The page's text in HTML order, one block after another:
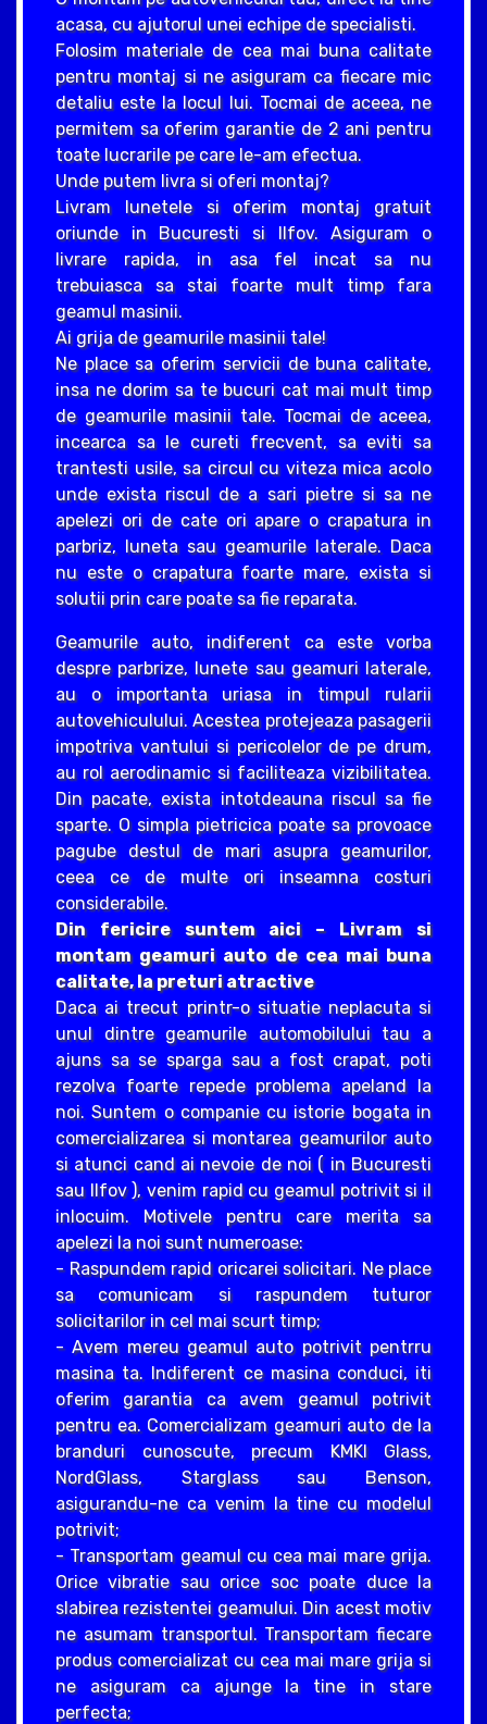
acasa, cu ajutorul unei echipe de specialisti.
Folosim materiale de cea mai buna calitate
pentru montaj si ne asiguram ca fiecare mic
detaliu este la locul lui. Tocmai de aceea, ne
permitem sa oferim garantie de 2 ani pentru
toate lucrarile pe care le-am efectua.
Unde putem livra si oferi montaj?
Livram lunetele si oferim montaj gratuit
oriunde in Bucuresti si Ilfov. Asiguram o
livrare rapida, in asa fel incat sa nu
trebuiasca sa stai foarte mult timp fara
geamul masinii.
Ai grija de geamurile masinii tale!
Ne place sa oferim servicii de buna calitate,
insa ne dorim sa te bucuri cat mai mult timp
de geamurile masinii tale. Tocmai de aceea,
incearca sa le cureti frecvent, sa eviti sa
trantesti usile, sa circul cu viteza mica acolo
unde exista riscul de a sari pietre si sa ne
apelezi ori de cate ori apare o crapatura in
parbriz, luneta sau geamurile laterale. Daca
nu este o crapatura foarte mare, exista si
solutii prin care poate sa fie reparata.
Geamurile auto, indiferent ca este vorba
despre parbrize, lunete sau geamuri laterale,
au o importanta uriasa in timpul rularii
autovehiculului. Acestea protejeaza pasagerii
impotriva vantului si pericolelor de pe drum,
au rol aerodinamic si faciliteaza vizibilitatea.
Din pacate, exista intotdeauna riscul sa fie
sparte. O simpla pietricica poate sa provoace
pagube destul de mari asupra geamurilor,
ceea ce de multe ori inseamna costuri
considerabile.
Din fericire suntem aici – Livram si
montam geamuri auto de cea mai buna
calitate, la preturi atractive
Daca ai trecut printr-o situatie neplacuta si
unul dintre geamurile automobilului tau a
ajuns sa se sparga sau a fost crapat, poti
rezolva foarte repede problema apeland la
noi. Suntem o companie cu istorie bogata in
comercializarea si montarea geamurilor auto
si atunci cand ai nevoie de noi ( in Bucuresti
sau Ilfov ), venim rapid cu geamul potrivit si il
inlocuim. Motivele pentru care merita sa
apelezi la noi sunt numeroase:
- Raspundem rapid oricarei solicitari. Ne place
sa comunicam si raspundem tuturor
solicitarilor in cel mai scurt timp;
- Avem mereu geamul auto potrivit pentrru
masina ta. Indiferent ce masina conduci, iti
oferim garantia ca avem geamul potrivit
pentru ea. Comercializam geamuri auto de la
branduri cunoscute, precum KMKI Glass,
NordGlass, Starglass sau Benson,
asigurandu-ne ca venim la tine cu modelul
potrivit;
- Transportam geamul cu cea mai mare grija.
Orice vibratie sau orice soc poate duce la
slabirea rezistentei geamului. Din acest motiv
ne asumam transportul. Transportam fiecare
produs comercializat cu cea mai mare grija si
ne asiguram ca ajunge la tine in stare
perfecta;